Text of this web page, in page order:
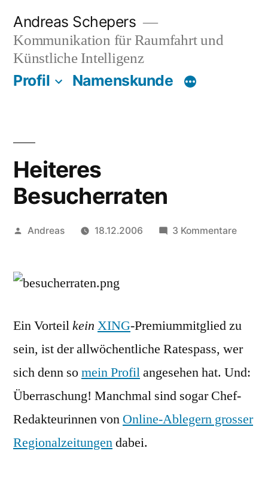
Inhalt
springen
Andreas Schepers
Kommunikation für Raumfahrt und
Künstliche Intelligenz
Profil Namenskunde
Heiteres
Besucherraten
Veröffentlicht
Andreas 18.12.2006 3 Kommentarezu
Ein Vorteilkein XING-Premiummitglied zu
sein, ist der allwöchentliche Ratespass, wer
sich denn somein Profilangesehen hat. Und:
Überraschung! Manchmal sind sogar Chef-
Redakteurinnen von Online-Ablegern grosser
Regionalzeitungendabei.